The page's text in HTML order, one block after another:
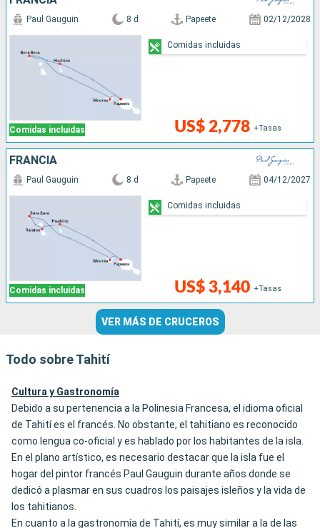
Comidas incluidas
Paul Gauguin 8 d Papeete 02/12/2028
US$ 2,778 +Tasas
Comidas incluidas
FRANCIA
Comidas incluidas
Paul Gauguin 8 d Papeete 04/12/2027
US$ 3,140 +Tasas
Comidas incluidas
VER MÁS DE CRUCEROS
Todo sobre Tahití
Cultura y Gastronomía
Debido a su pertenencia a la Polinesia Francesa, el idioma oficial
de Tahití es el francés. No obstante, el tahitiano es reconocido
como lengua co-oficial y es hablado por los habitantes de la isla.
En el plano artístico, es necesario destacar que la isla fue el
hogar del pintor francés Paul Gauguin durante años donde se
dedicó a plasmar en sus cuadros los paisajes isleños y la vida de
los tahitianos.
En cuanto a la gastronomía de Tahití, es muy similar a la de las